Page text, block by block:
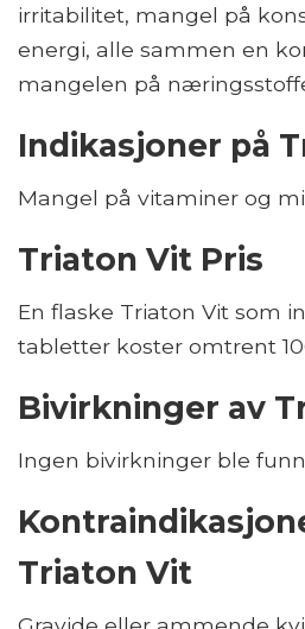
irritabilitet, mangel på
energi, alle sammen en
mangelen på
Indikasjoner på
Mangel på vitaminer og
Triaton Vit Pris
En flaske Triaton Vit som
tabletter koster omtrent
Bivirkninger av
Ingen bivirkninger ble
Triaton Vit